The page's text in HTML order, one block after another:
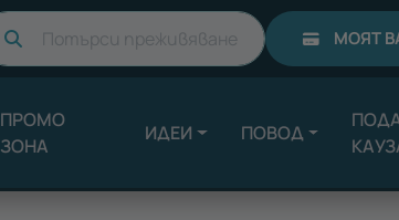
Търси МОЯТ
ПРОМО
ЗОНА
ИДЕИ ПОВОД